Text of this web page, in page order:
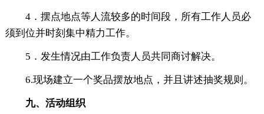
4．摆点地点等人流较多的时间段，所有工作人员必
须到位并时刻集中精力工作。
5．发生情况由工作负责人员共同商讨解决。
6.现场建立一个奖品摆放地点，并且讲述抽奖规则。
九、活动组织